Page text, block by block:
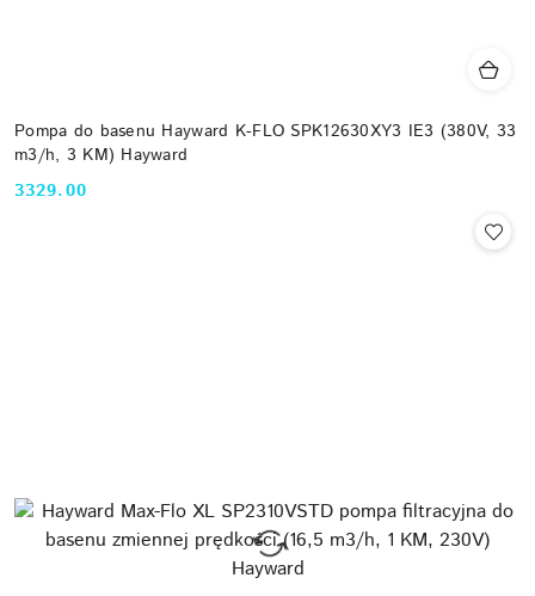
Pompa do basenu Hayward K-FLO SPK12630XY3 IE3 (380V, 33
m3/h, 3 KM) Hayward
Cena:
3329.00